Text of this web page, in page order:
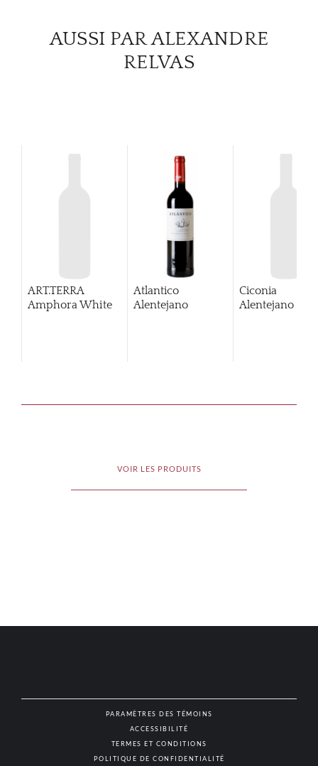
AUSSI PAR ALEXANDRE
RELVAS
ART.TERRA
Amphora White
Atlantico
Alentejano
Ciconia
Alentejano BIB
VOIR LES PRODUITS
PARAMÈTRES DES TÉMOINS
ACCESSIBILITÉ
TERMES ET CONDITIONS
POLITIQUE DE CONFIDENTIALITÉ